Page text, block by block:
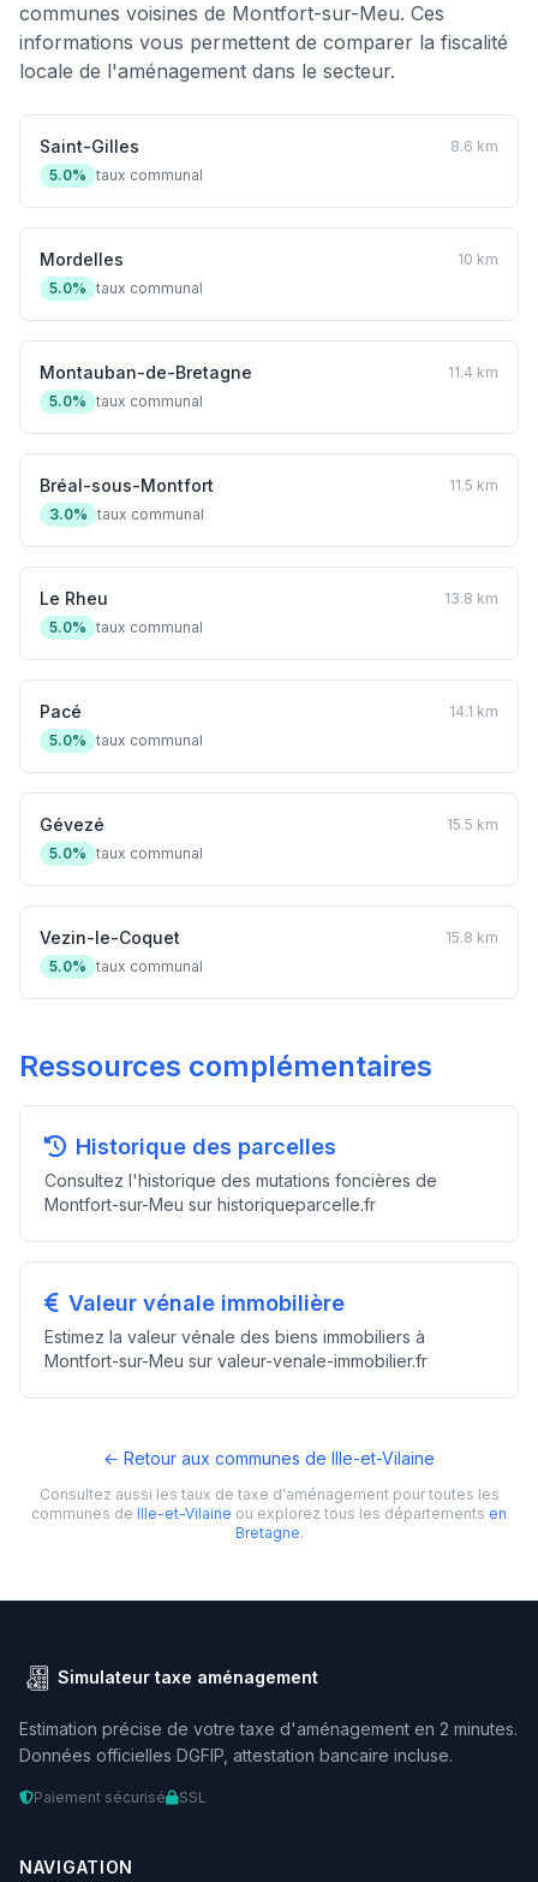
communes voisines de Montfort-sur-Meu. Ces
informations vous permettent de comparer la fiscalité
locale de l'aménagement dans le secteur.
Saint-Gilles
8.6 km
5.0% taux communal
Mordelles
10 km
5.0% taux communal
Montauban-de-Bretagne
11.4 km
5.0% taux communal
Bréal-sous-Montfort
11.5 km
3.0% taux communal
Le Rheu
13.8 km
5.0% taux communal
Pacé
14.1 km
5.0% taux communal
Gévezé
15.5 km
5.0% taux communal
Vezin-le-Coquet
15.8 km
5.0% taux communal
Ressources complémentaires
Historique des parcelles
Consultez l'historique des mutations foncières de
Montfort-sur-Meu sur historiqueparcelle.fr
Valeur vénale immobilière
Estimez la valeur vénale des biens immobiliers à
Montfort-sur-Meu sur valeur-venale-immobilier.fr
← Retour aux communes de Ille-et-Vilaine
Consultez aussi les taux de taxe d'aménagement pour toutes les
communes de Ille-et-Vilaine ou explorez tous les départements en
Bretagne.
Simulateur taxe aménagement
Estimation précise de votre taxe d'aménagement en 2 minutes.
Données officielles DGFIP, attestation bancaire incluse.
Paiement sécurisé SSL
NAVIGATION